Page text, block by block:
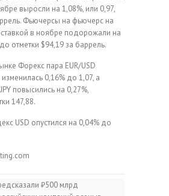
выросли на 1,08%, или 0,97,
Фьючерсы на фьючерс на
в ноябре подорожали на
отметки $94,19 за баррель.
Форекс пара EUR/USD
0,16% до 1,07, а
повысились на 0,27%,
147,88.
USD опустился на 0,04% до
₽500 млрд